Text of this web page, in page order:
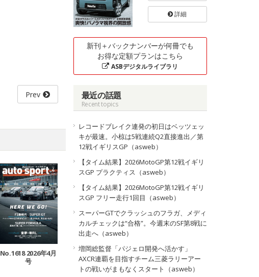
Prev
No.1618 2026年4月
号
詳細
新刊＋バックナンバーが何冊でも
お得な定額プランはこちら
ASBデジタルライブラリ
最近の話題
Recent topics
レコードブレイク連発の初日はベッツェッ
キが最速。小椋は5戦連続Q2直接進出／第
12戦イギリスGP（asweb）
【タイム結果】2026MotoGP第12戦イギリ
スGP プラクティス（asweb）
【タイム結果】2026MotoGP第12戦イギリ
スGP フリー走行1回目（asweb）
スーパーGTでクラッシュのフラガ、メディ
カルチェックは“合格”。今週末のSF第8戦に
出走へ（asweb）
増岡総監督「パジェロ開発へ活かす」
AXCR連覇を目指すチーム三菱ラリーアー
トの戦いがまもなくスタート（asweb）